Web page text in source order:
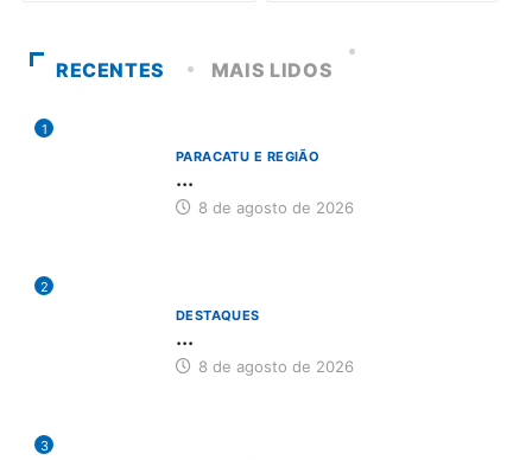
RECENTES MAIS LIDOS
1
PARACATU E REGIÃO
...
8 de agosto de 2026
2
DESTAQUES
...
8 de agosto de 2026
3